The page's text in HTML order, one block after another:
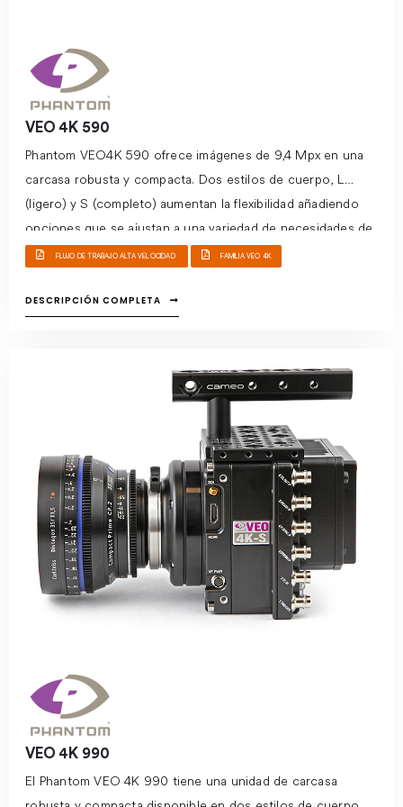
VEO 4K 590
Phantom VEO4K 590 ofrece imágenes de 9,4 Mpx en una
carcasa robusta y compacta. Dos estilos de cuerpo, L
(ligero) y S (completo) aumentan la flexibilidad añadiendo
opciones que se ajustan a una variedad de necesidades de
la industria.El rendimiento de 5 Gpx ofrece imágenes de
mm. Esto asegura que los profesionales puedan ver
FLUJO DE TRABAJO ALTA VELOCIDAD FAMILIA VEO 4K
DESCRIPCIÓN COMPLETA
VEO 4K 990
El Phantom VEO 4K 990 tiene una unidad de carcasa